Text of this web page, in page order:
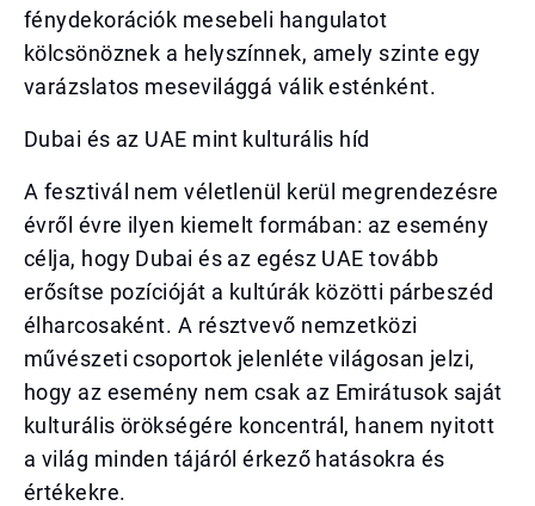
fénydekorációk mesebeli hangulatot
kölcsönöznek a helyszínnek, amely szinte egy
varázslatos mesevilággá válik esténként.
Dubai és az UAE mint kulturális híd
A fesztivál nem véletlenül kerül megrendezésre
évről évre ilyen kiemelt formában: az esemény
célja, hogy Dubai és az egész UAE tovább
erősítse pozícióját a kultúrák közötti párbeszéd
élharcosaként. A résztvevő nemzetközi
művészeti csoportok jelenléte világosan jelzi,
hogy az esemény nem csak az Emirátusok saját
kulturális örökségére koncentrál, hanem nyitott
a világ minden tájáról érkező hatásokra és
értékekre.